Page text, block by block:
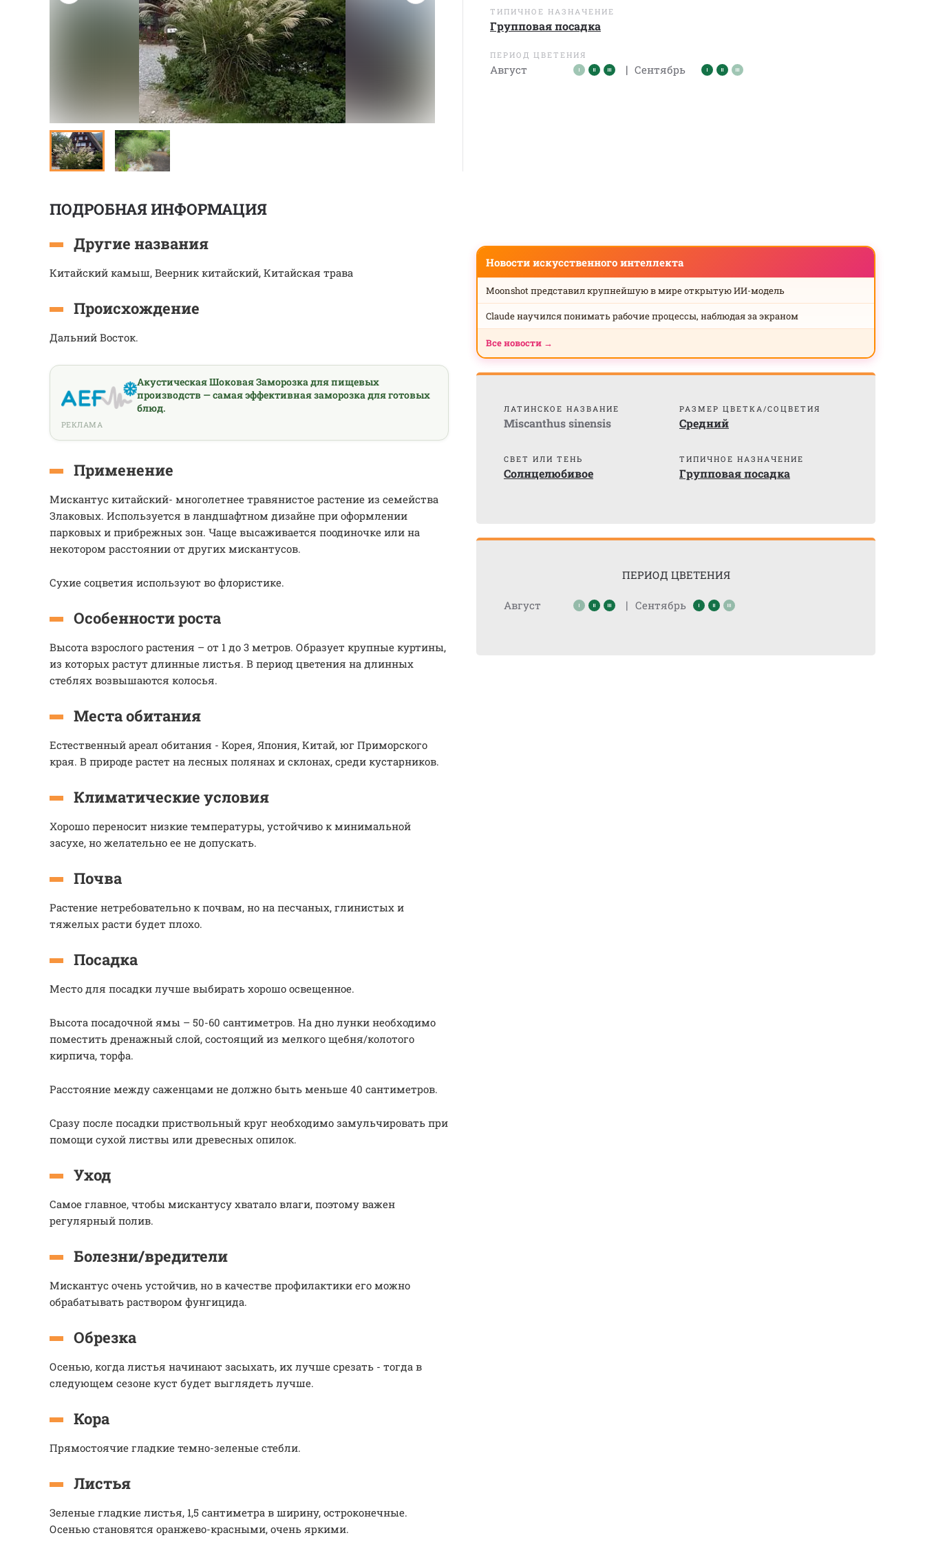
ТИПИЧНОЕ НАЗНАЧЕНИЕ
Групповая посадка
ПЕРИОД ЦВЕТЕНИЯ
Август | Сентябрь
ПОДРОБНАЯ ИНФОРМАЦИЯ
Другие названия
Китайский камыш, Веерник китайский, Китайская трава
Происхождение
Дальний Восток.
Акустическая Шоковая Заморозка для пищевых
производств — самая эффективная заморозка для готовых
блюд.
РЕКЛАМА
Применение
Мискантус китайский- многолетнее травянистое растение из семейства
Злаковых. Используется в ландшафтном дизайне при оформлении
парковых и прибрежных зон. Чаще высаживается поодиночке или на
некотором расстоянии от других мискантусов.
Сухие соцветия используют во флористике.
Особенности роста
Высота взрослого растения – от 1 до 3 метров. Образует крупные куртины,
из которых растут длинные листья. В период цветения на длинных
стеблях возвышаются колосья.
Места обитания
Естественный ареал обитания - Корея, Япония, Китай, юг Приморского
края. В природе растет на лесных полянах и склонах, среди кустарников.
Климатические условия
Хорошо переносит низкие температуры, устойчиво к минимальной
засухе, но желательно ее не допускать.
Почва
Растение нетребовательно к почвам, но на песчаных, глинистых и
тяжелых расти будет плохо.
Посадка
Место для посадки лучше выбирать хорошо освещенное.
Высота посадочной ямы – 50-60 сантиметров. На дно лунки необходимо
поместить дренажный слой, состоящий из мелкого щебня/колотого
кирпича, торфа.
Расстояние между саженцами не должно быть меньше 40 сантиметров.
Сразу после посадки приствольный круг необходимо замульчировать при
помощи сухой листвы или древесных опилок.
Уход
Самое главное, чтобы мискантусу хватало влаги, поэтому важен
регулярный полив.
Болезни/вредители
Мискантус очень устойчив, но в качестве профилактики его можно
обрабатывать раствором фунгицида.
Обрезка
Осенью, когда листья начинают засыхать, их лучше срезать - тогда в
следующем сезоне куст будет выглядеть лучше.
Кора
Прямостоячие гладкие темно-зеленые стебли.
Листья
Зеленые гладкие листья, 1,5 сантиметра в ширину, остроконечные.
Осенью становятся оранжево-красными, очень яркими.
Новости искусственного интеллекта
Moonshot представил крупнейшую в мире открытую ИИ-модель
Claude научился понимать рабочие процессы, наблюдая за экраном
Все новости →
ЛАТИНСКОЕ НАЗВАНИЕ
Miscanthus sinensis
РАЗМЕР ЦВЕТКА/СОЦВЕТИЯ
Средний
СВЕТ ИЛИ ТЕНЬ
Солнцелюбивое
ТИПИЧНОЕ НАЗНАЧЕНИЕ
Групповая посадка
ПЕРИОД ЦВЕТЕНИЯ
Август | Сентябрь